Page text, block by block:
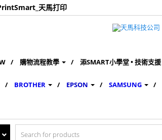
天馬打印
購物流程教學 添SMART小學堂 • 技術支援
BROTHER EPSON SAMSUNG
Search
for: